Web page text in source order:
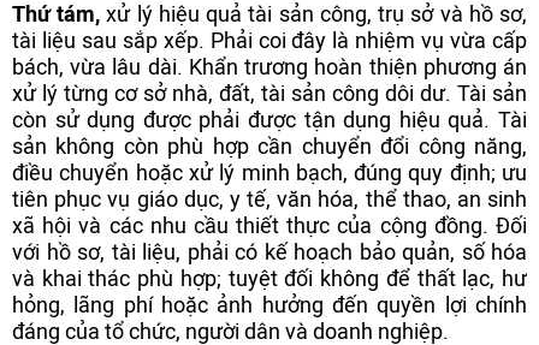
Thứ tám,xử lý hiệu quả tài sản công, trụ sở và hồ sơ,
tài liệu sau sắp xếp. Phải coi đây là nhiệm vụ vừa cấp
bách, vừa lâu dài. Khẩn trương hoàn thiện phương án
xử lý từng cơ sở nhà, đất, tài sản công dôi dư. Tài sản
còn sử dụng được phải được tận dụng hiệu quả. Tài
sản không còn phù hợp cần chuyển đổi công năng,
điều chuyển hoặc xử lý minh bạch, đúng quy định; ưu
tiên phục vụ giáo dục, y tế, văn hóa, thể thao, an sinh
xã hội và các nhu cầu thiết thực của cộng đồng. Đối
với hồ sơ, tài liệu, phải có kế hoạch bảo quản, số hóa
và khai thác phù hợp; tuyệt đối không để thất lạc, hư
hỏng, lãng phí hoặc ảnh hưởng đến quyền lợi chính
đáng của tổ chức, người dân và doanh nghiệp.